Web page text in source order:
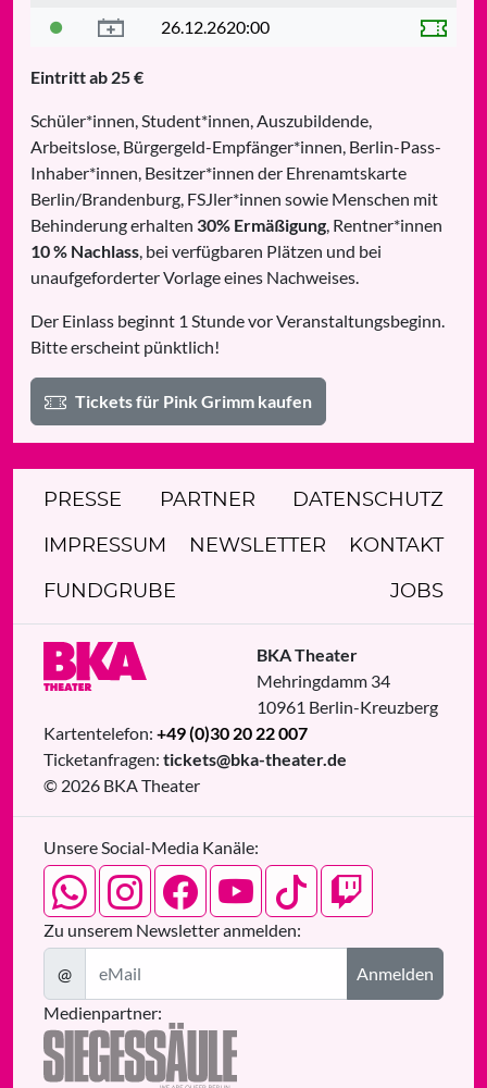
26.12.2620:00
Eintritt ab 25 €
Schüler*innen, Student*innen, Auszubildende,
Arbeitslose, Bürgergeld-Empfänger*innen, Berlin-Pass-
Inhaber*innen, Besitzer*innen der Ehrenamtskarte
Berlin/Brandenburg, FSJler*innen sowie Menschen mit
Behinderung erhalten 30% Ermäßigung, Rentner*innen
10 % Nachlass, bei verfügbaren Plätzen und bei
unaufgeforderter Vorlage eines Nachweises.
Der Einlass beginnt 1 Stunde vor Veranstaltungsbeginn.
Bitte erscheint pünktlich!
Tickets für Pink Grimm kaufen
PRESSE PARTNER DATENSCHUTZ
IMPRESSUM NEWSLETTER KONTAKT
FUNDGRUBE JOBS
BKA Theater
Mehringdamm 34
10961 Berlin-Kreuzberg
Kartentelefon: +49 (0)30 20 22 007
Ticketanfragen: tickets@bka-theater.de
© 2026 BKA Theater
Unsere Social-Media Kanäle:
Zu unserem Newsletter anmelden:
@
Anmelden
Medienpartner: